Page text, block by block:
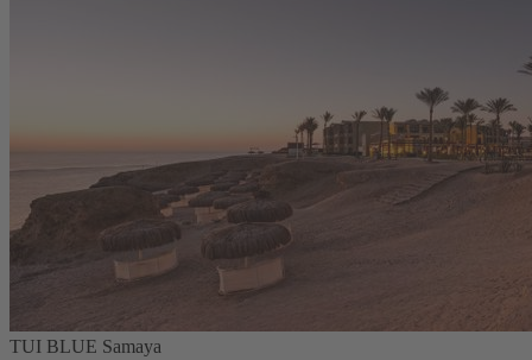
TUI BLUE Samaya